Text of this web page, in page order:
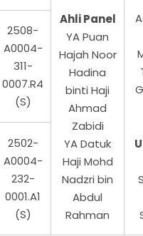
Ahli Panel
YA Puan
Hajah Noor
Hadina
binti Haji
Ahmad
Zabidi
YA Datuk
Haji Mohd
Nadzri bin
Abdul
Rahman
2508-
A0004-
311-
0007.R4
(S)
2502-
A0004-
232-
0001.A1
(S)